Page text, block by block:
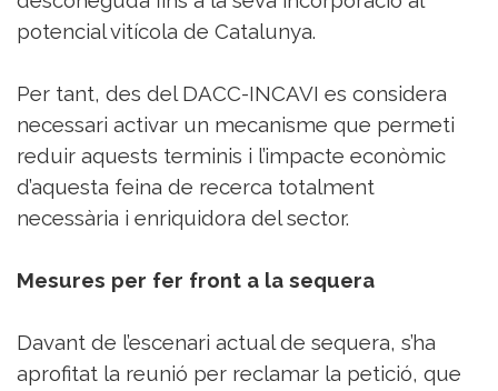
potencial vitícola de Catalunya.
Per tant, des del DACC-INCAVI es considera
necessari activar un mecanisme que permeti
reduir aquests terminis i l’impacte econòmic
d’aquesta feina de recerca totalment
necessària i enriquidora del sector.
Mesures per fer front a la sequera
Davant de l’escenari actual de sequera, s’ha
aprofitat la reunió per reclamar la petició, que